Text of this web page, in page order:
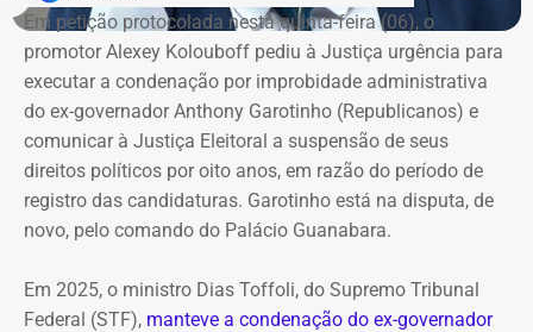
Em petição protocolada nesta quinta-feira (06), o
promotor Alexey Kolouboff pediu à Justiça urgência para
executar a condenação por improbidade administrativa
do ex-governador Anthony Garotinho (Republicanos) e
comunicar à Justiça Eleitoral a suspensão de seus
direitos políticos por oito anos, em razão do período de
registro das candidaturas. Garotinho está na disputa, de
novo, pelo comando do Palácio Guanabara.
Em 2025, o ministro Dias Toffoli, do Supremo Tribunal
Federal (STF), manteve a condenação do ex-governador